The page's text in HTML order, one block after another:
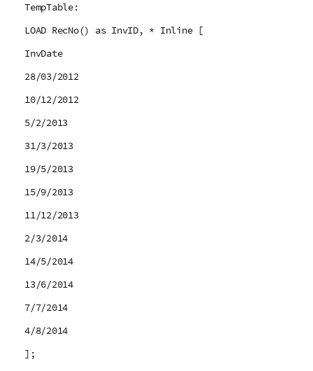
TempTable:
LOAD RecNo() as InvID, * Inline [
InvDate
28/03/2012
10/12/2012
5/2/2013
31/3/2013
19/5/2013
15/9/2013
11/12/2013
2/3/2014
14/5/2014
13/6/2014
7/7/2014
4/8/2014
];